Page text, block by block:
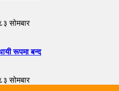
सोमबार
रूपमा बन्द
सोमबार